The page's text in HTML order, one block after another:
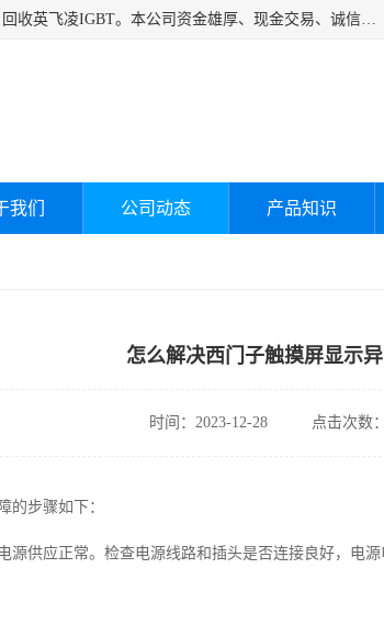
深圳市宝安区诚芯源电子商行主要经营：回收富士IGBT、回收三菱IGBT、回收英飞凌IGBT。本公司资金雄厚、现金交易、诚信待人，经过不断的探索和发展，已形成完善的评估、采购，从而为客户提供快捷价优的库存处理服务，迅速为客户消化库存，回笼资金。
我们 公司动态 产品知识
怎么解决西门子触摸屏显示
时间：2023-12-28 点击次数
的步骤如下：
源供应正常。检查电源线路和插头是否连接良好，电